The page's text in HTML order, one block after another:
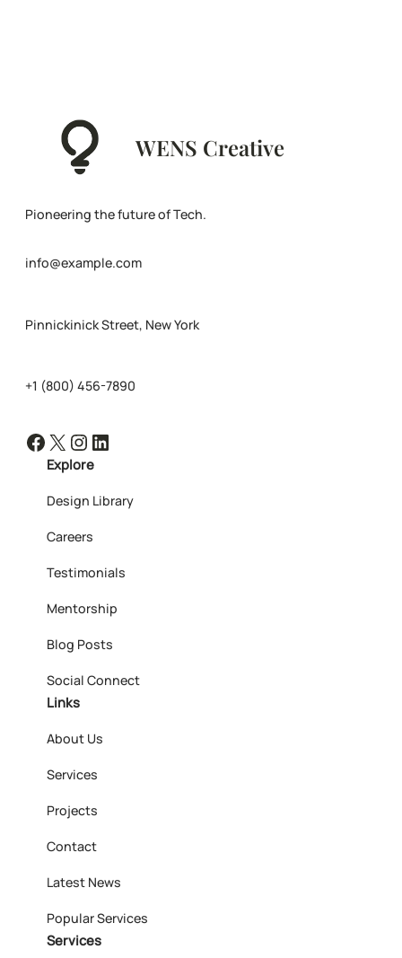
WENS Creative
Pioneering the future of Tech.
info@example.com
Pinnickinick Street, New York
+1 (800) 456-7890
Facebook X Instagram LinkedIn
Explore
Design Library
Careers
Testimonials
Mentorship
Blog Posts
Social Connect
Links
About Us
Services
Projects
Contact
Latest News
Popular Services
Services